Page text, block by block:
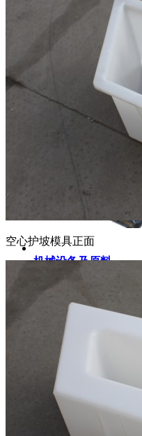
机械设备及原料
混凝土预制机械设备
空心护坡模具正面